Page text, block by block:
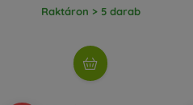
Raktáron > 5 darab